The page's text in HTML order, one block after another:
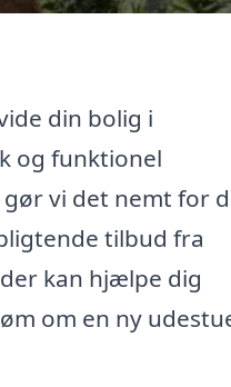
din bolig i
og funktionel
vi det nemt for
tilbud fra
kan hjælpe dig
om en ny